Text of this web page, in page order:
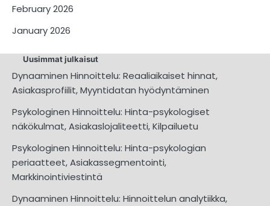
February 2026
January 2026
Uusimmat julkaisut
Dynaaminen Hinnoittelu: Reaaliaikaiset hinnat,
Asiakasprofiilit, Myyntidatan hyödyntäminen
Psykologinen Hinnoittelu: Hinta-psykologiset
näkökulmat, Asiakaslojaliteetti, Kilpailuetu
Psykologinen Hinnoittelu: Hinta-psykologian
periaatteet, Asiakassegmentointi,
Markkinointiviestintä
Dynaaminen Hinnoittelu: Hinnoittelun analytiikka,